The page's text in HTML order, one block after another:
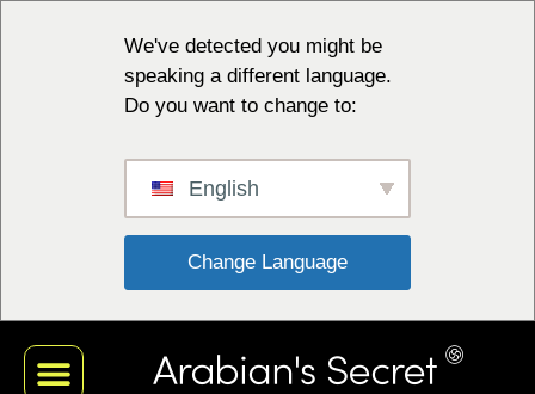
We've detected you might be
speaking a different language.
Do you want to change to:
English
Change Language